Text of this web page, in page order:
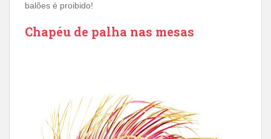
balões é proibido!
Chapéu de palha nas mesas